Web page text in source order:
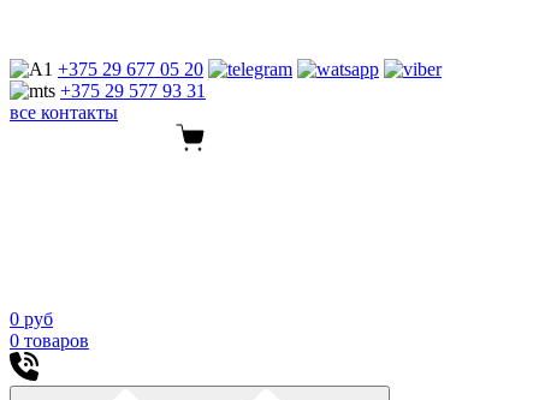
+375 29 677 05 20
+375 29 577 93 31
все контакты
0 руб
0 товаров